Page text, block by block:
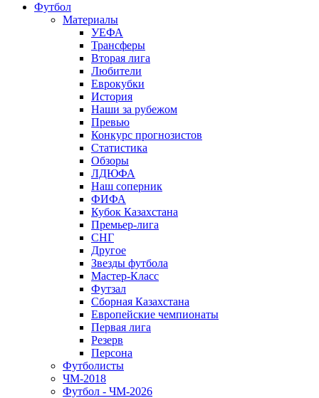
Футбол
Материалы
УЕФА
Трансферы
Вторая лига
Любители
Еврокубки
История
Наши за рубежом
Превью
Конкурс прогнозистов
Статистика
Обзоры
ЛДЮФА
Наш соперник
ФИФА
Кубок Казахстана
Премьер-лига
СНГ
Другое
Звезды футбола
Мастер-Класс
Футзал
Сборная Казахстана
Европейские чемпионаты
Первая лига
Резерв
Персона
Футболисты
ЧМ-2018
Футбол - ЧМ-2026